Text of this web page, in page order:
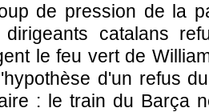
de pression de la
catalans
le feu vert de
d'un refus
: le train du Barça